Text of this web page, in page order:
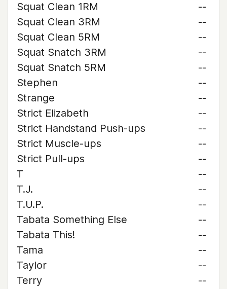
Squat Clean 1RM
--
Squat Clean 3RM
--
Squat Clean 5RM
--
Squat Snatch 3RM
--
Squat Snatch 5RM
--
Stephen
--
Strange
--
Strict Elizabeth
--
Strict Handstand Push-ups
--
Strict Muscle-ups
--
Strict Pull-ups
--
T
--
T.J.
--
T.U.P.
--
Tabata Something Else
--
Tabata This!
--
Tama
--
Taylor
--
Terry
--